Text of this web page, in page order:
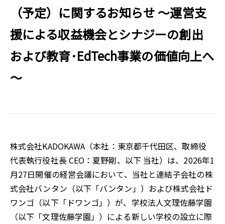
（予定）に関するお知らせ ～運営支
援による収益機会とシナジーの創出
および教育･EdTech事業の価値向上へ
～
株式会社KADOKAWA（本社：東京都千代田区、取締役
代表執行役社長 CEO：夏野剛、以下 当社）は、2026年1
月27日開催の経営会議において、当社と連結子会社の株
式会社バンタン（以下「バンタン」）および株式会社ド
ワンゴ（以下「ドワンゴ」）が、学校法人文理佐藤学園
（以下「文理佐藤学園」）による新しい学校の設立に際